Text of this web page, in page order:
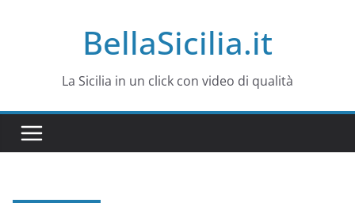
BellaSicilia.it
La Sicilia in un click con video di qualità